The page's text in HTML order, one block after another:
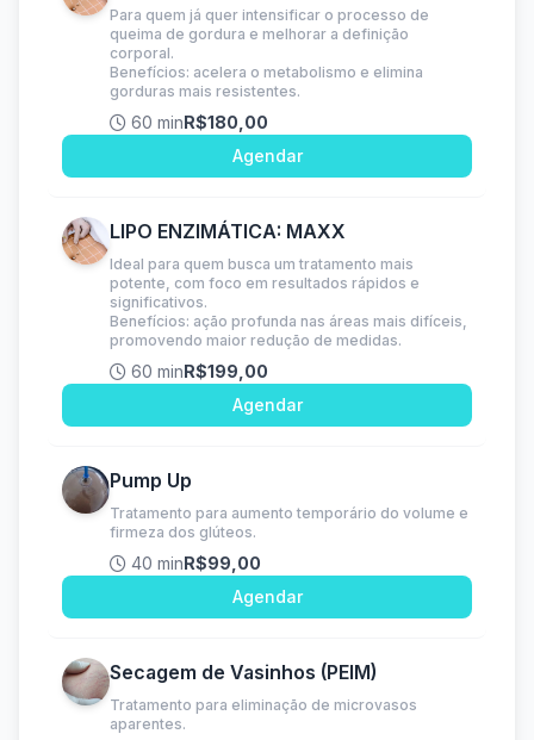
Para quem já quer intensificar o processo de
queima de gordura e melhorar a definição
corporal.
Benefícios: acelera o metabolismo e elimina
gorduras mais resistentes.
60 minR$180,00
Agendar
LIPO ENZIMÁTICA: MAXX
Ideal para quem busca um tratamento mais
potente, com foco em resultados rápidos e
significativos.
Benefícios: ação profunda nas áreas mais difíceis,
promovendo maior redução de medidas.
60 minR$199,00
Agendar
Pump Up
Tratamento para aumento temporário do volume e
firmeza dos glúteos.
40 minR$99,00
Agendar
Secagem de Vasinhos (PEIM)
Tratamento para eliminação de microvasos
aparentes.